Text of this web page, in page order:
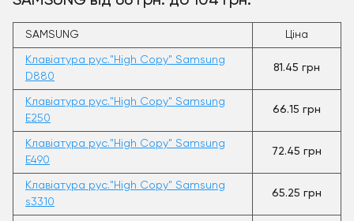
SAMSUNG Ціна
Клавіатура рус."High Copy" Samsung
D880
81.45 грн
Клавіатура рус."High Copy" Samsung
E250
66.15 грн
Клавіатура рус."High Copy" Samsung
E490
72.45 грн
Клавіатура рус."High Copy" Samsung
s3310
65.25 грн